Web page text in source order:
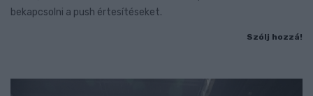
bekapcsolni a push értesítéseket.
Szólj hozzá!